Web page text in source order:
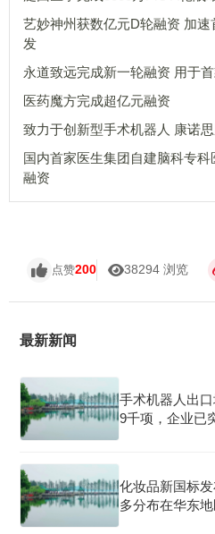
艺妙神州获数亿元D轮融资 加
发
永道致远完成新一轮融资 用于
医药魔方完成超亿元融资
致力于创新型手术机器人 康诺
国内首家医生集团自建脑科专
融资
点赞200 38294 浏览
最新新闻
手术机器人出
9千项，企业已
化妆品新国标
多分布在华东